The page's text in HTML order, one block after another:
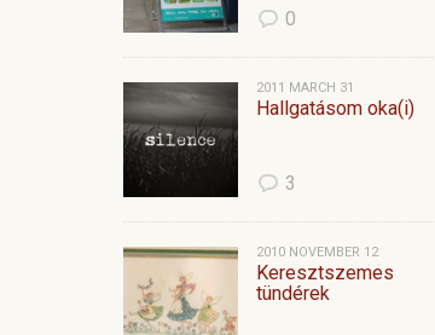
0
2011 MARCH 31
Hallgatásom oka(i)
3
2010 NOVEMBER 12
Keresztszemes
tündérek